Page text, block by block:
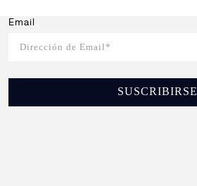
Email
SUSCRIBIRSE